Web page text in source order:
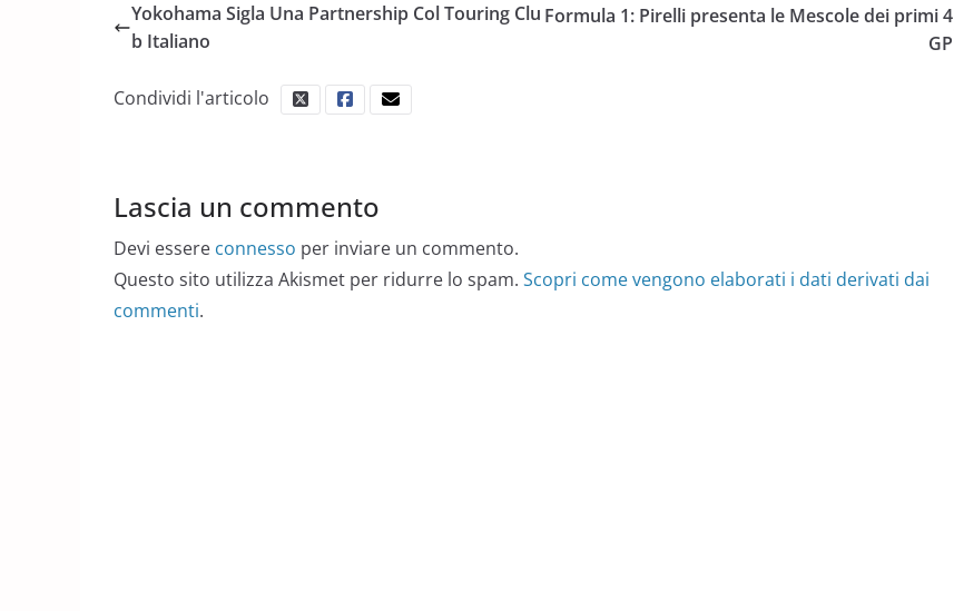
Yokohama Sigla Una Partnership Col Touring Clu
b Italiano
Formula 1: Pirelli presenta le Mescole dei primi 4
GP
Condividi l'articolo
Lascia un commento
Devi essere connesso per inviare un commento.
Questo sito utilizza Akismet per ridurre lo spam. Scopri come vengono elaborati i dati derivati dai
commenti.